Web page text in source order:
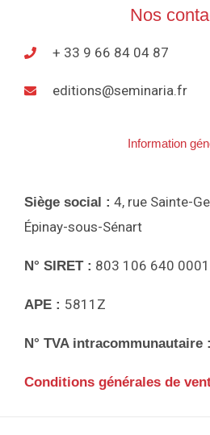
Nos
+ 33 9 66 84 04 87
editions@seminaria.fr
Information
Siège social : 4, rue Sainte-
Épinay-sous-Sénart
N° SIRET : 803 106 640
APE : 5811Z
N° TVA intracommunautaire :
Conditions générales de